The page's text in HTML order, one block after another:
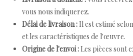
vous nous indiquerez.
Délai de livraison : Il est estimé
et les caractéristiques de l'œuvre.
Origine de l'envoi : Les pièces sont